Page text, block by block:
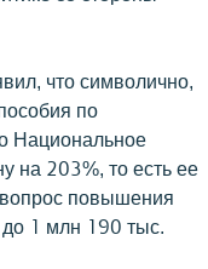
что символично,
по
Национальное
на 203%, то есть ее
повышения
1 млн 190 тыс.